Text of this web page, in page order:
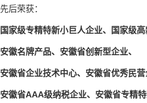
先后荣获：
国家级专精特新小巨人企业、国家级
安徽名牌产品、安徽省创新型企业、
安徽省企业技术中心、安徽省优秀民营
安徽省AAA级纳税企业、安徽省专精特